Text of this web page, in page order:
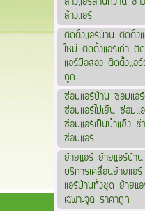
ล้างแอร์
ติดตั้งแอร์บ้าน ติดตั้ง
ใหม่ ติดตั้งแอร์เก่า ติ
แอร์มือสอง ติดตั้งแอร์
ถูก
ซ่อมแอร์บ้าน ซ่อมแอ
ซ่อมแอร์ไม่เย็น ซ่อมแ
ซ่อมแอร์เป็นน้ำแข็ง ช่
ซ่อมแอร์
ย้ายแอร์ ย้ายแอร์บ้าน
บริการเคลื่อนย้ายแอ
แอร์บ้านทั้งชุด ย้ายแ
เฉพาะจุด ราคาถูก